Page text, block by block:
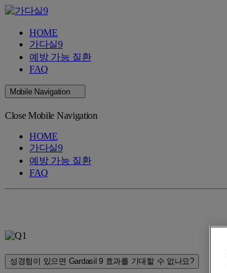
HOME
가다실9
예방 가능 질환
FAQ
Mobile Navigation
Close Mobile Navigation
HOME
가다실9
예방 가능 질환
FAQ
성경험이 있으면 Gardasil 9 효과를 기대할 수 없나요?